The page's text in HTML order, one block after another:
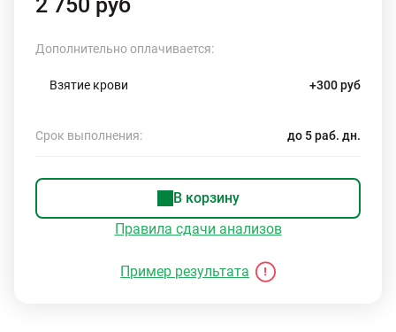
Дополнительно оплачивается:
Взятие крови +300 руб
Срок выполнения: до 5 раб. дн.
В корзину
Правила сдачи анализов
Пример результата